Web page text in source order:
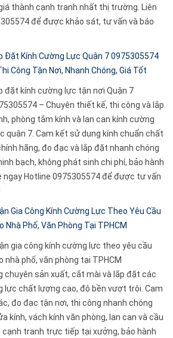
thành cạnh tranh nhất thị trường. Liên
để được khảo sát, tư vấn và báo
Đặt Kính Cường Lực Quận 7 0975305574
Công Tận Nơi, Nhanh Chóng, Giá Tốt
đặt kính cường lực tận nơi Quận 7
– Chuyên thiết kế, thi công và lắp
phòng tắm kính và lan can kính cường
quận 7. Cam kết sử dụng kính chuẩn chất
hãng, đo đạc và lắp đặt nhanh chóng
bạch, không phát sinh chi phí, bảo hành
ngay Hotline 0975305574 để được tư vấn
Gia Công Kính Cường Lực Theo Yêu Cầu
Nhà Phố, Văn Phòng Tại TPHCM
gia công kính cường lực theo yêu cầu
nhà phố, văn phòng tại TPHCM
chuyên sản xuất, cắt mài và lắp đặt các
lực chất lượng cao, độ bền vượt trội. Cam
đo đạc tận nơi, thi công nhanh chóng
kính, vách kính văn phòng, lan can và cầu
cạnh tranh trực tiếp tại xưởng, bảo hành